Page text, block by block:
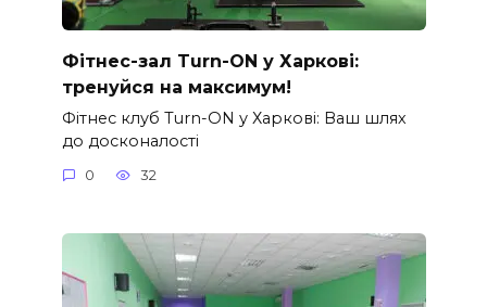
Фітнес-зал Turn-ON у Харкові:
тренуйся на максимум!
Фітнес клуб Turn-ON у Харкові: Ваш шлях
до досконалості
0 32